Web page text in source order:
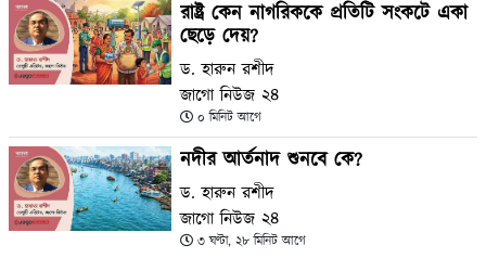
রাষ্ট্র কেন নাগরিককে প্রতিটি সংকটে একা
ছেড়ে দেয়?
ড. হারুন রশীদ
জাগো নিউজ ২৪
০ মিনিট আগে
নদীর আর্তনাদ শুনবে কে?
ড. হারুন রশীদ
জাগো নিউজ ২৪
৩ ঘণ্টা, ২৮ মিনিট আগে